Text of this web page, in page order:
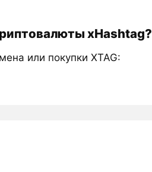
xHashtag?
или покупки XTAG: